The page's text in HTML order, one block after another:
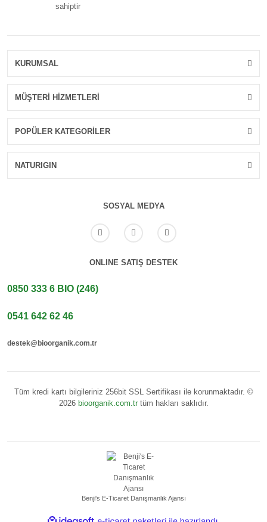
sahiptir
KURUMSAL
MÜŞTERİ HİZMETLERİ
POPÜLER KATEGORİLER
NATURIGIN
SOSYAL MEDYA
ONLINE SATIŞ DESTEK
0850 333 6 BIO (246)
0541 642 62 46
destek@bioorganik.com.tr
Tüm kredi kartı bilgileriniz 256bit SSL Sertifikası ile korunmaktadır. ©
2026 bioorganik.com.trtüm hakları saklıdır.
Benji's E-Ticaret Danışmanlık Ajansı